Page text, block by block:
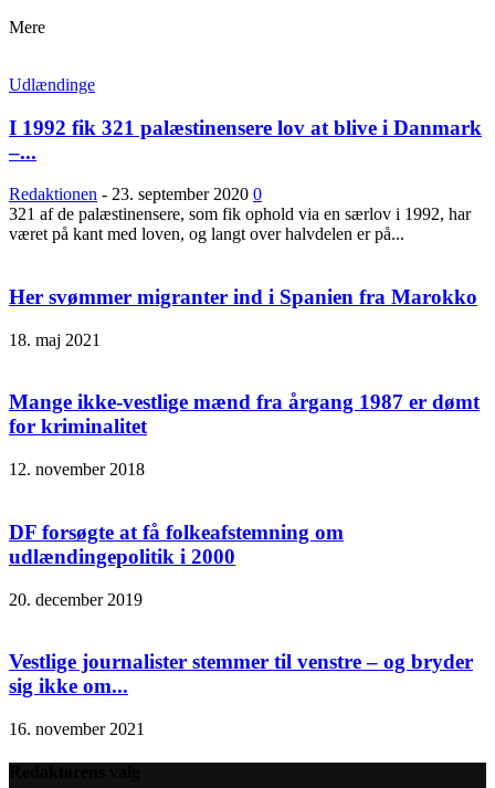
Mere
Udlændinge
I 1992 fik 321 palæstinensere lov at blive i Danmark
–...
Redaktionen - 23. september 2020 0
321 af de palæstinensere, som fik ophold via en særlov i 1992, har
været på kant med loven, og langt over halvdelen er på...
Her svømmer migranter ind i Spanien fra Marokko
18. maj 2021
Mange ikke-vestlige mænd fra årgang 1987 er dømt
for kriminalitet
12. november 2018
DF forsøgte at få folkeafstemning om
udlændingepolitik i 2000
20. december 2019
Vestlige journalister stemmer til venstre – og bryder
sig ikke om...
16. november 2021